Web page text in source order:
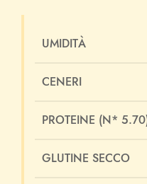
UMIDITÀ
CENERI
PROTEINE (N*
GLUTINE SECCO